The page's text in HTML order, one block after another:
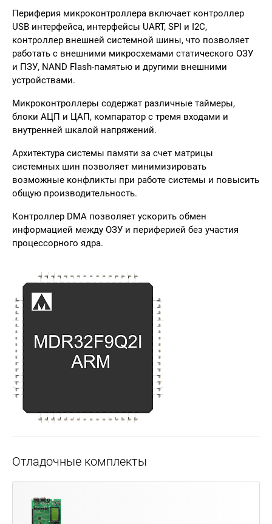
Периферия микроконтроллера включает контроллер
USB интерфейса, интерфейсы UART, SPI и I2C,
контроллер внешней системной шины, что позволяет
работать с внешними микросхемами статического ОЗУ
и ПЗУ, NAND Flash-памятью и другими внешними
устройствами.
Микроконтроллеры содержат различные таймеры,
блоки АЦП и ЦАП, компаратор с тремя входами и
внутренней шкалой напряжений.
Архитектура системы памяти за счет матрицы
системных шин позволяет минимизировать
возможные конфликты при работе системы и повысить
общую производительность.
Контроллер DMA позволяет ускорить обмен
информацией между ОЗУ и периферией без участия
процессорного ядра.
Отладочные комплекты